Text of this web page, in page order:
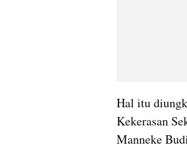
Hal itu
Kekerasan
Manneke